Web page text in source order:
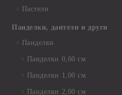
Пастели
Панделки, дантели и други
Панделки
Панделки 0,60 см
Панделки 1,00 см
Панделки 2,00 см